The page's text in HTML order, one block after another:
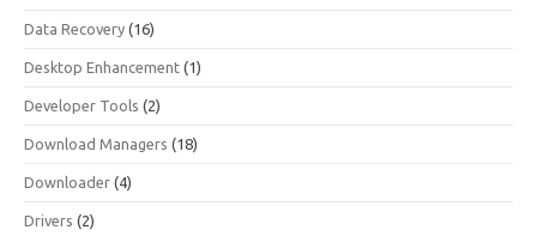
Data Recovery (16)
Desktop Enhancement (1)
Developer Tools (2)
Download Managers (18)
Downloader (4)
Drivers (2)